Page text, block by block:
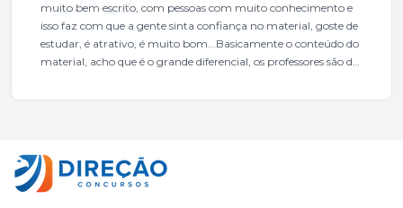
muito bem escrito, com pessoas com muito conhecimento e
isso faz com que a gente sinta confiança no material, goste de
estudar, é atrativo, é muito bom...Basicamente o conteúdo do
material, acho que é o grande diferencial, os professores são de
mais excelentes cargos da administração pública.Eu sempre
fundamental na minha derrota no ano passado para que eu
pudesse enxergar o que eu errei e corrigir minha rota.E além
das aulas vocês(Direção Concursos), que fizeram um